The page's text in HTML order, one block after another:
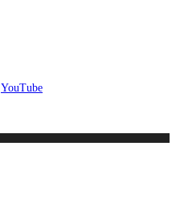
YouTube